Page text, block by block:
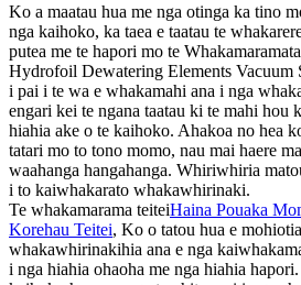
Ko a maatau hua me nga otinga ka tino
nga kaihoko, ka taea e taatau te
putea me te hapori mo te
Hydrofoil Dewatering Elements Vacuum
i pai i te wa e whakamahi ana i nga
engari kei te ngana taatau ki te mahi hou
hiahia ake o te kaihoko. Ahakoa no hea
tatari mo to tono momo, nau mai haere
waahanga hangahanga. Whiriwhiria
i to kaiwhakarato whakawhirinaki.
Te whakamarama teiteiHaina Pouaka
Korehau Teitei, Ko o tatou hua e
whakawhirinakihia ana e nga
i nga hiahia ohaoha me nga hiahia